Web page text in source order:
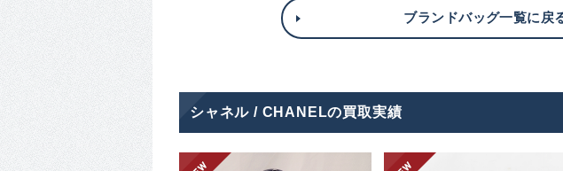
ブランドバッグ一覧に戻
シャネル / CHANELの買取実績